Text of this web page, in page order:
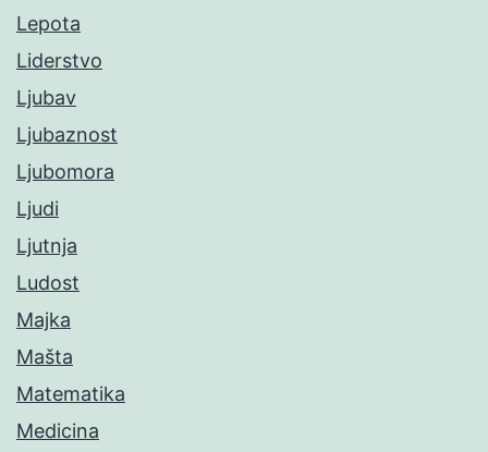
Lepota
Liderstvo
Ljubav
Ljubaznost
Ljubomora
Ljudi
Ljutnja
Ludost
Majka
Mašta
Matematika
Medicina